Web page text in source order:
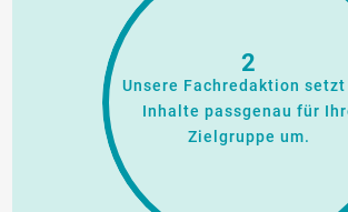
2
Unsere Fachredaktion setzt
Inhalte passgenau für
Zielgruppe um.